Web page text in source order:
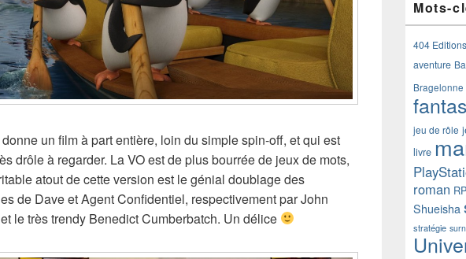
un film à part entière, loin du simple spin-off, et qui est
drôle à regarder. La VO est de plus bourrée de jeux de mots,
atout de cette version est le génial doublage des
de Dave et Agent Confidentiel, respectivement par John
le très trendy Benedict Cumberbatch. Un délice
Mots-
404 Editions
aventure
Bragelonne
jeu de rôle
livre
roman
Shueisha
stratégie